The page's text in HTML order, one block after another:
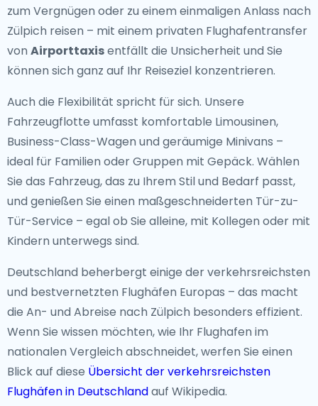
zum Vergnügen oder zu einem einmaligen Anlass nach
Zülpich reisen – mit einem privaten Flughafentransfer
von Airporttaxisentfällt die Unsicherheit und Sie
können sich ganz auf Ihr Reiseziel konzentrieren.
Auch die Flexibilität spricht für sich. Unsere
Fahrzeugflotte umfasst komfortable Limousinen,
Business-Class-Wagen und geräumige Minivans –
ideal für Familien oder Gruppen mit Gepäck. Wählen
Sie das Fahrzeug, das zu Ihrem Stil und Bedarf passt,
und genießen Sie einen maßgeschneiderten Tür-zu-
Tür-Service – egal ob Sie alleine, mit Kollegen oder mit
Kindern unterwegs sind.
Deutschland beherbergt einige der verkehrsreichsten
und bestvernetzten Flughäfen Europas – das macht
die An- und Abreise nach Zülpich besonders effizient.
Wenn Sie wissen möchten, wie Ihr Flughafen im
nationalen Vergleich abschneidet, werfen Sie einen
Blick auf diese Übersicht der verkehrsreichsten
Flughäfen in Deutschlandauf Wikipedia.